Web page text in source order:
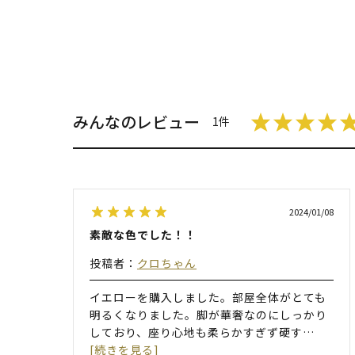
みんなのレビュー 1件
2024/01/08
素敵な色でした！！
投稿者： クロちゃん
イエローを購入しました。部屋全体がとても
明るくなりました。脚が華奢なのにしっかり
しており、座り心地も柔らかすぎず硬す…
[続きを見る]